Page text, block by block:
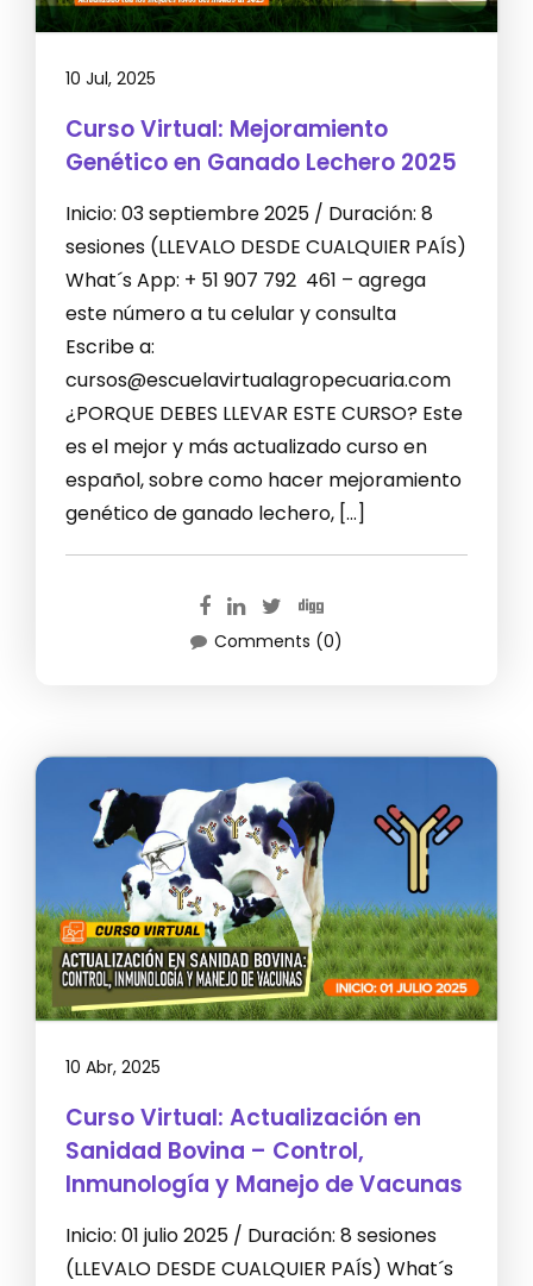
10 Jul, 2025
Curso Virtual: Mejoramiento
Genético en Ganado Lechero 2025
Inicio: 03 septiembre 2025 / Duración: 8
sesiones (LLEVALO DESDE CUALQUIER PAÍS)
What´s App: + 51 907 792 461 – agrega
este número a tu celular y consulta
Escribe a:
cursos@escuelavirtualagropecuaria.com
¿PORQUE DEBES LLEVAR ESTE CURSO? Este
es el mejor y más actualizado curso en
español, sobre como hacer mejoramiento
genético de ganado lechero, […]
Comments (0)
10 Abr, 2025
Curso Virtual: Actualización en
Sanidad Bovina – Control,
Inmunología y Manejo de Vacunas
Inicio: 01 julio 2025 / Duración: 8 sesiones
(LLEVALO DESDE CUALQUIER PAÍS) What´s